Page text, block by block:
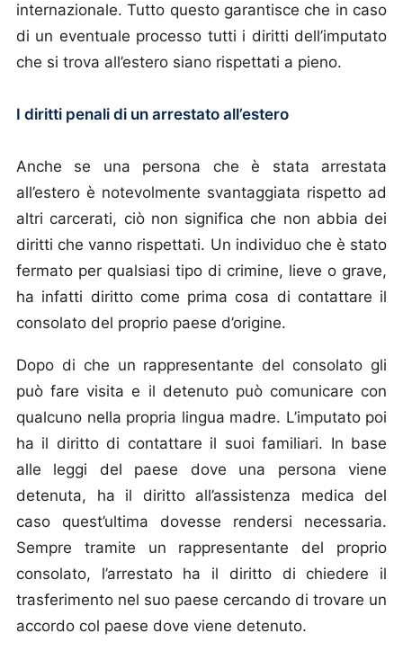
internazionale. Tutto questo garantisce che in caso
di un eventuale processo tutti i diritti dell’imputato
che si trova all’estero siano rispettati a pieno.
I diritti penali di un arrestato all’estero
Anche se una persona che è stata arrestata
all’estero è notevolmente svantaggiata rispetto ad
altri carcerati, ciò non significa che non abbia dei
diritti che vanno rispettati. Un individuo che è stato
fermato per qualsiasi tipo di crimine, lieve o grave,
ha infatti diritto come prima cosa di contattare il
consolato del proprio paese d’origine.
Dopo di che un rappresentante del consolato gli
può fare visita e il detenuto può comunicare con
qualcuno nella propria lingua madre. L’imputato poi
ha il diritto di contattare il suoi familiari. In base
alle leggi del paese dove una persona viene
detenuta, ha il diritto all’assistenza medica del
caso quest’ultima dovesse rendersi necessaria.
Sempre tramite un rappresentante del proprio
consolato, l’arrestato ha il diritto di chiedere il
trasferimento nel suo paese cercando di trovare un
accordo col paese dove viene detenuto.